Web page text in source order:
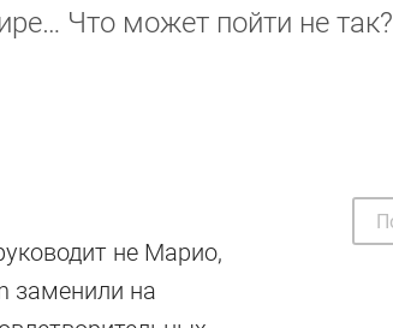
Что может пойти не так?
не Марио,
заменили на